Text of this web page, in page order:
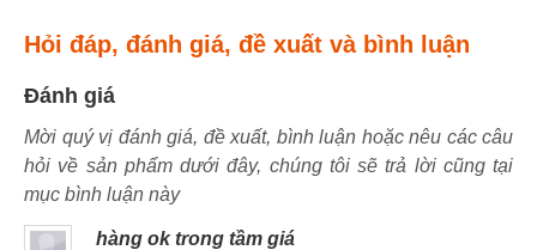
Hỏi đáp, đánh giá, đề xuất và bình luận
Đánh giá
Mời quý vị đánh giá, đề xuất, bình luận hoặc nêu các câu
hỏi về sản phẩm dưới đây, chúng tôi sẽ trả lời cũng tại
mục bình luận này
hàng ok trong tầm giá